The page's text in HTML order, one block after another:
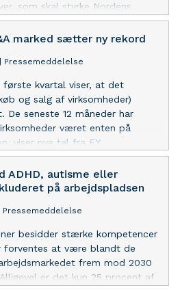
som skal styrke Nordens
i en stadig mere usikker
marked sætter ny rekord
Pressemeddelelse
første kvartal viser, at det
og salg af virksomheder)
seneste 12 måneder har
været enten på
viser nye tal fra EY.
ADHD, autisme eller
på arbejdspladsen
Pressemeddelelse
besidder stærke kompetencer
forventes at være blandt de
frem mod 2030
er det kun 25 procent af